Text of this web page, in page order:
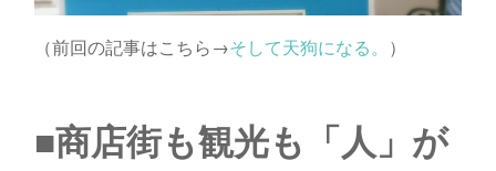
（前回の記事はこちら→そして天狗になる。 ）
■商店街も観光も「人」が